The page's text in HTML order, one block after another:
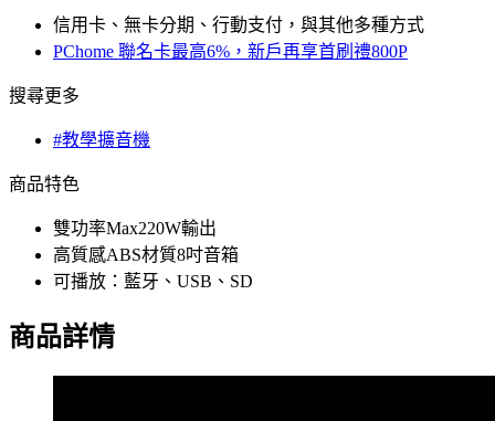
信用卡、無卡分期、行動支付，與其他多種方式
PChome 聯名卡最高6%，新戶再享首刷禮800P
搜尋更多
#教學擴音機
商品特色
雙功率Max220W輸出
高質感ABS材質8吋音箱
可播放：藍牙、USB、SD
商品詳情